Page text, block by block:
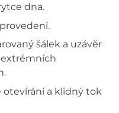
dna.
šálek a uzávěr
extrémních
otevírání a klidný tok